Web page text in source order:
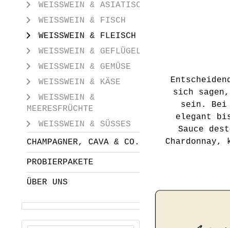
WEISSWEIN & ASIATISCH
WEISSWEIN & FISCH
WEISSWEIN & FLEISCH
WEISSWEIN & GEFLÜGEL
WEISSWEIN & GEMÜSE
WEISSWEIN & KÄSE
WEISSWEIN &
MEERESFRÜCHTE
WEISSWEIN & SÜSSES
CHAMPAGNER, CAVA & CO.
PROBIERPAKETE
ÜBER UNS
sich
sein. Bei
elegant
Sauce